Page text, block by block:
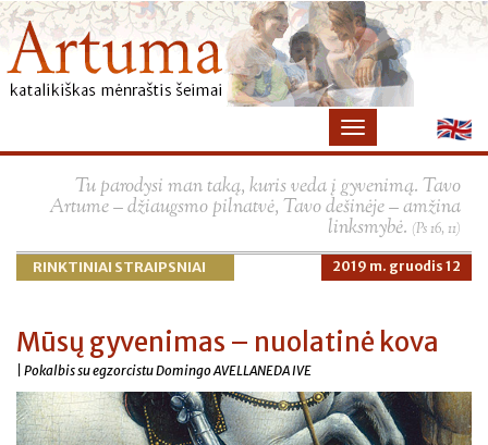
Tu parodysi man taką, kuris veda į gyvenimą. Tavo
Artume – džiaugsmo pilnatvė, Tavo dešinėje – amžina
linksmybė. (Ps 16, 11)
RINKTINIAI STRAIPSNIAI 2019 m. gruodis 12
Mūsų gyvenimas – nuolatinė kova
| Pokalbis su egzorcistu Domingo AVELLANEDA IVE
×